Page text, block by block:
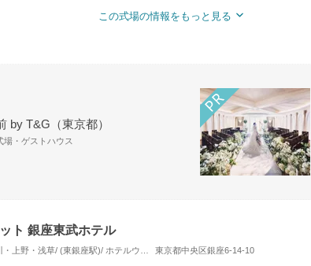
この式場の情報をもっと見る
by T&G（東京都）
場・ゲストハウス
ト 銀座東武ホテル
東京都中央区銀座6-14-10